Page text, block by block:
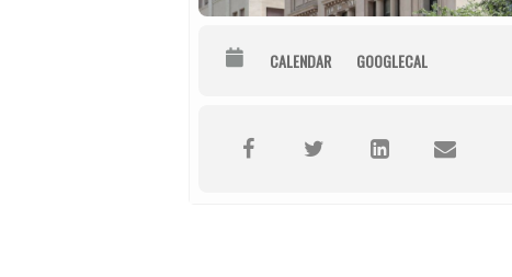
CALENDAR GOOGLECAL